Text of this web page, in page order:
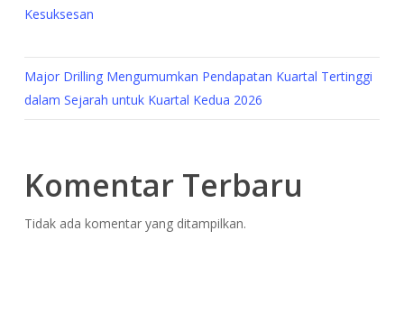
Kesuksesan
Major Drilling Mengumumkan Pendapatan Kuartal Tertinggi
dalam Sejarah untuk Kuartal Kedua 2026
Komentar Terbaru
Tidak ada komentar yang ditampilkan.